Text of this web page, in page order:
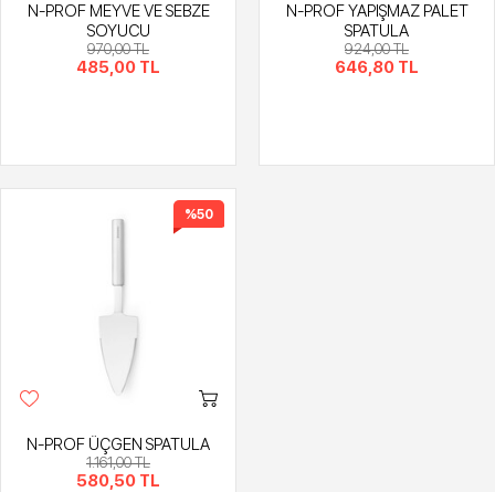
N-PROF MEYVE VE SEBZE
SOYUCU
970,00 TL
485,00 TL
N-PROF YAPIŞMAZ PALET
SPATULA
924,00 TL
646,80 TL
%50
N-PROF ÜÇGEN SPATULA
1.161,00 TL
580,50 TL